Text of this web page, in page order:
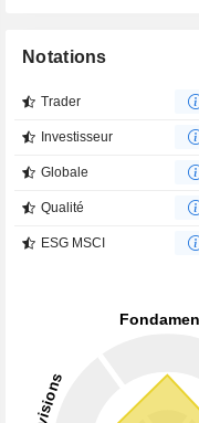
objectif
+1,47%
-5,45%
+8,5%
Notations
Trader
Investisseur
Globale
Qualité
ESG MSCI